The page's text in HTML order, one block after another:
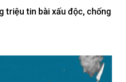
triệu tin bài xấu độc, chống